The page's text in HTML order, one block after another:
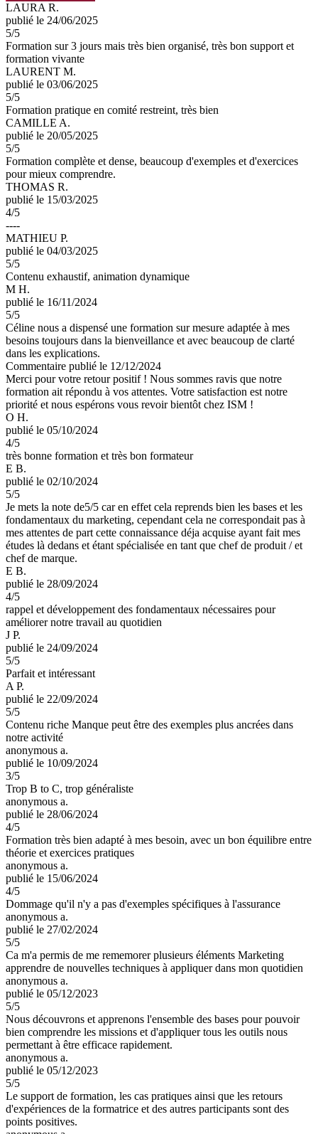
LAURA R.
publié le 24/06/2025
5/5
Formation sur 3 jours mais très bien organisé, très bon support et
formation vivante
LAURENT M.
publié le 03/06/2025
5/5
Formation pratique en comité restreint, très bien
CAMILLE A.
publié le 20/05/2025
5/5
Formation complète et dense, beaucoup d'exemples et d'exercices
pour mieux comprendre.
THOMAS R.
publié le 15/03/2025
4/5
----
MATHIEU P.
publié le 04/03/2025
5/5
Contenu exhaustif, animation dynamique
M H.
publié le 16/11/2024
5/5
Céline nous a dispensé une formation sur mesure adaptée à mes
besoins toujours dans la bienveillance et avec beaucoup de clarté
dans les explications.
Commentaire publié le 12/12/2024
Merci pour votre retour positif ! Nous sommes ravis que notre
formation ait répondu à vos attentes. Votre satisfaction est notre
priorité et nous espérons vous revoir bientôt chez ISM !
O H.
publié le 05/10/2024
4/5
très bonne formation et très bon formateur
E B.
publié le 02/10/2024
5/5
Je mets la note de5/5 car en effet cela reprends bien les bases et les
fondamentaux du marketing, cependant cela ne correspondait pas à
mes attentes de part cette connaissance déja acquise ayant fait mes
études là dedans et étant spécialisée en tant que chef de produit / et
chef de marque.
E B.
publié le 28/09/2024
4/5
rappel et développement des fondamentaux nécessaires pour
améliorer notre travail au quotidien
J P.
publié le 24/09/2024
5/5
Parfait et intéressant
A P.
publié le 22/09/2024
5/5
Contenu riche Manque peut être des exemples plus ancrées dans
notre activité
anonymous a.
publié le 10/09/2024
3/5
Trop B to C, trop généraliste
anonymous a.
publié le 28/06/2024
4/5
Formation très bien adapté à mes besoin, avec un bon équilibre entre
théorie et exercices pratiques
anonymous a.
publié le 15/06/2024
4/5
Dommage qu'il n'y a pas d'exemples spécifiques à l'assurance
anonymous a.
publié le 27/02/2024
5/5
Ca m'a permis de me rememorer plusieurs éléments Marketing
apprendre de nouvelles techniques à appliquer dans mon quotidien
anonymous a.
publié le 05/12/2023
5/5
Nous découvrons et apprenons l'ensemble des bases pour pouvoir
bien comprendre les missions et d'appliquer tous les outils nous
permettant à être efficace rapidement.
anonymous a.
publié le 05/12/2023
5/5
Le support de formation, les cas pratiques ainsi que les retours
d'expériences de la formatrice et des autres participants sont des
points positives.